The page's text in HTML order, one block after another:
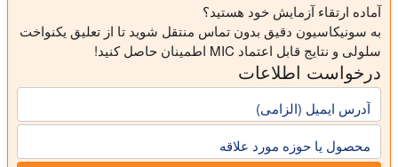
آماده ارتقاء آزمایش خود هستید؟
به سونیکاسیون دقیق بدون تماس منتقل شوید تا از تعلیق یکنواخت
سلولی و نتایج قابل اعتماد MIC اطمینان حاصل کنید!
درخواست اطلاعات
آدرس ایمیل (الزامی)
محصول یا حوزه مورد علاقه